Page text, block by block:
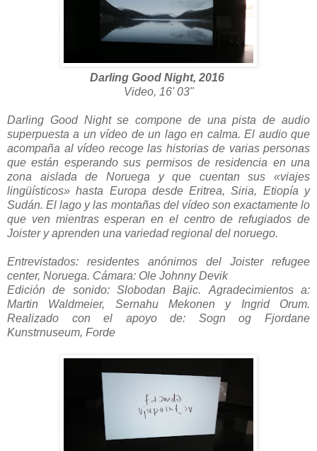
Darling Good Night, 2016
Video, 16' 03"
Darling Good Night se compone de una pista de audio
superpuesta a un vídeo de un lago en calma. El audio que
acompaña al vídeo recoge las historias de varias personas
que están esperando sus permisos de residencia en una
zona aislada de Noruega y que cuentan sus «viajes
lingüísticos» hasta Europa desde Eritrea, Siria, Etiopía y
Sudán. El lago y las montañas del vídeo son exactamente lo
que ven mientras esperan en el centro de refugiados de
Joister y aprenden una variedad regional del noruego.
Entrevistados: residentes anónimos del Joister refugee
center, Noruega. Cámara: Ole Johnny Devik
Edición de sonido: Slobodan Bajic. Agradecimientos a:
Martin Waldmeier, Sernahu Mekonen y Ingrid Orum.
Realizado con el apoyo de: Sogn og Fjordane
Kunstrnuseum, Forde